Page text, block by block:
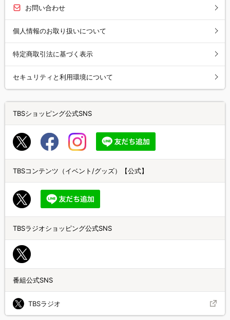
お問い合わせ
個人情報のお取り扱いについて
特定商取引法に基づく表示
セキュリティと利用環境について
TBSショッピング公式SNS
TBSコンテンツ（イベント/グッズ）【公式】
TBSラジオショッピング公式SNS
番組公式SNS
TBSラジオ